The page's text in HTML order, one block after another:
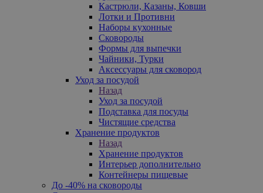
Кастрюли, Казаны, Ковши
Лотки и Противни
Наборы кухонные
Сковороды
Формы для выпечки
Чайники, Турки
Аксессуары для сковород
Уход за посудой
Назад
Уход за посудой
Подставка для посуды
Чистящие средства
Хранение продуктов
Назад
Хранение продуктов
Интерьер дополнительно
Контейнеры пищевые
До -40% на сковороды